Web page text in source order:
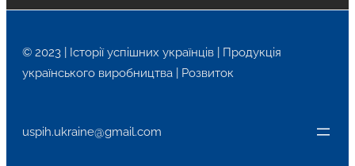
© 2023 | Історії успішних українців | Продукція
українського виробництва | Розвиток
uspih.ukraine@gmail.com